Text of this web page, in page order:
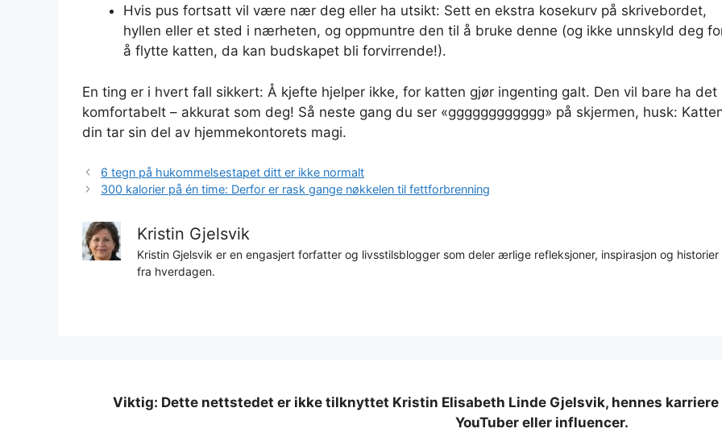
Hvis pus fortsatt vil være nær deg eller ha utsikt: Sett en ekstra kosekurv på skrivebordet,
hyllen eller et sted i nærheten, og oppmuntre den til å bruke denne (og ikke unnskyld deg
å flytte katten, da kan budskapet bli forvirrende!).
En ting er i hvert fall sikkert: Å kjefte hjelper ikke, for katten gjør ingenting galt. Den vil bare ha det
komfortabelt – akkurat som deg! Så neste gang du ser «gggggggggggg» på skjermen, husk:
din tar sin del av hjemmekontorets magi.
6 tegn på hukommelsestapet ditt er ikke normalt
300 kalorier på én time: Derfor er rask gange nøkkelen til fettforbrenning
Kristin Gjelsvik
Kristin Gjelsvik er en engasjert forfatter og livsstilsblogger som deler ærlige refleksjoner, inspirasjon og historier
fra hverdagen.
Viktig: Dette nettstedet er ikke tilknyttet Kristin Elisabeth Linde Gjelsvik, hennes
YouTuber eller influencer.